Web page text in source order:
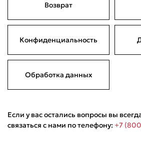
990 ₽ оплата
по
Сегодня 20 августа 03
Без комиссий и переплат
Возврат
Конфиденциальность
Обработка данных
Если у вас остались вопросы вы
связаться с нами по телефону: +7
Поделится